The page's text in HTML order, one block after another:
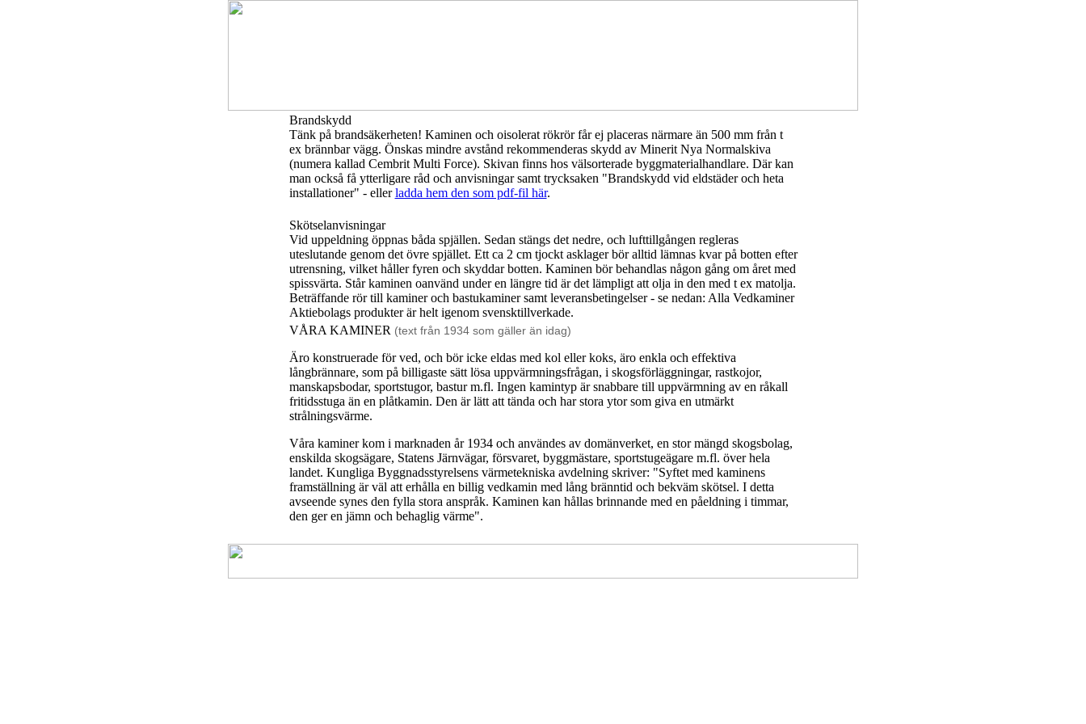
Brandskydd
Tänk på brandsäkerheten! Kaminen och oisolerat rökrör får ej placeras närmare än 500 mm från t
ex brännbar vägg. Önskas mindre avstånd rekommenderas skydd av Minerit Nya Normalskiva
(numera kallad Cembrit Multi Force). Skivan finns hos välsorterade byggmaterialhandlare. Där kan
man också få ytterligare råd och anvisningar samt trycksaken "Brandskydd vid eldstäder och heta
installationer" - ellerladda hem den som pdf-fil här.
Skötselanvisningar
Vid uppeldning öppnas båda spjällen. Sedan stängs det nedre, och lufttillgången regleras
uteslutande genom det övre spjället. Ett ca 2 cm tjockt asklager bör alltid lämnas kvar på botten efter
utrensning, vilket håller fyren och skyddar botten. Kaminen bör behandlas någon gång om året med
spissvärta. Står kaminen oanvänd under en längre tid är det lämpligt att olja in den med t ex matolja.
Beträffande rör till kaminer och bastukaminer samt leveransbetingelser - se nedan: Alla Vedkaminer
Aktiebolags produkter är helt igenom svensktillverkade.
VÅRA KAMINER (text från 1934 som gäller än idag)
Äro konstruerade för ved, och bör icke eldas med kol eller koks, äro enkla och effektiva
långbrännare, som på billigaste sätt lösa uppvärmningsfrågan, i skogsförläggningar, rastkojor,
manskapsbodar, sportstugor, bastur m.fl. Ingen kamintyp är snabbare till uppvärmning av en råkall
fritidsstuga än en plåtkamin. Den är lätt att tända och har stora ytor som giva en utmärkt
strålningsvärme.
Våra kaminer kom i marknaden år 1934 och användes av domänverket, en stor mängd skogsbolag,
enskilda skogsägare, Statens Järnvägar, försvaret, byggmästare, sportstugeägare m.fl. över hela
landet. Kungliga Byggnadsstyrelsens värmetekniska avdelning skriver: "Syftet med kaminens
framställning är väl att erhålla en billig vedkamin med lång bränntid och bekväm skötsel. I detta
avseende synes den fylla stora anspråk. Kaminen kan hållas brinnande med en påeldning i timmar,
den ger en jämn och behaglig värme".